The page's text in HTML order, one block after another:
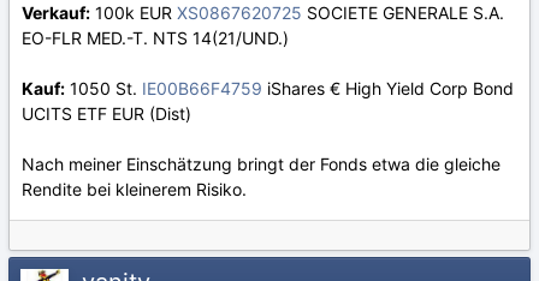
Verkauf: 100k EUR XS0867620725 SOCIETE GENERALE S.A.
EO-FLR MED.-T. NTS 14(21/UND.)
Kauf: 1050 St. IE00B66F4759 iShares € High Yield Corp Bond
UCITS ETF EUR (Dist)
Nach meiner Einschätzung bringt der Fonds etwa die gleiche
Rendite bei kleinerem Risiko.